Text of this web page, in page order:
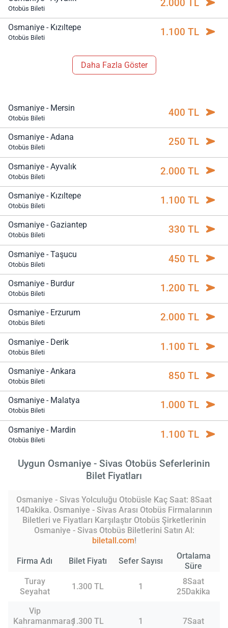
Otobüs Bileti 2.000 TL
Osmaniye - Kızıltepe
Otobüs Bileti 1.100 TL
Daha Fazla Göster
Osmaniye - Mersin
Otobüs Bileti 400 TL
Osmaniye - Adana
Otobüs Bileti 250 TL
Osmaniye - Ayvalık
Otobüs Bileti 2.000 TL
Osmaniye - Kızıltepe
Otobüs Bileti 1.100 TL
Osmaniye - Gaziantep
Otobüs Bileti 330 TL
Osmaniye - Taşucu
Otobüs Bileti 450 TL
Osmaniye - Burdur
Otobüs Bileti 1.200 TL
Osmaniye - Erzurum
Otobüs Bileti 2.000 TL
Osmaniye - Derik
Otobüs Bileti 1.100 TL
Osmaniye - Ankara
Otobüs Bileti 850 TL
Osmaniye - Malatya
Otobüs Bileti 1.000 TL
Osmaniye - Mardin
Otobüs Bileti 1.100 TL
Uygun Osmaniye - Sivas Otobüs Seferlerinin
Bilet Fiyatları
Osmaniye - Sivas Yolculuğu Otobüsle Kaç Saat: 8Saat
14Dakika. Osmaniye - Sivas Arası Otobüs Firmalarının
Biletleri ve Fiyatları Karşılaştır Otobüs Şirketlerinin
Osmaniye - Sivas Otobüs Biletlerini Satın Al:
biletall.com!
Firma Adı Bilet Fiyatı Sefer Sayısı
Ortalama
Süre
Turay
Seyahat
1.300 TL 1
8Saat
25Dakika
Vip
Kahramanmaraş1.300 TL 1 7Saat